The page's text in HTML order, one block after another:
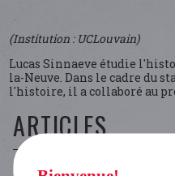
(Institution : UCLouvain)
Lucas Sinnaeve étudie
la-Neuve. Dans le cadre du
l'histoire, il a collaboré au
ARTICLES